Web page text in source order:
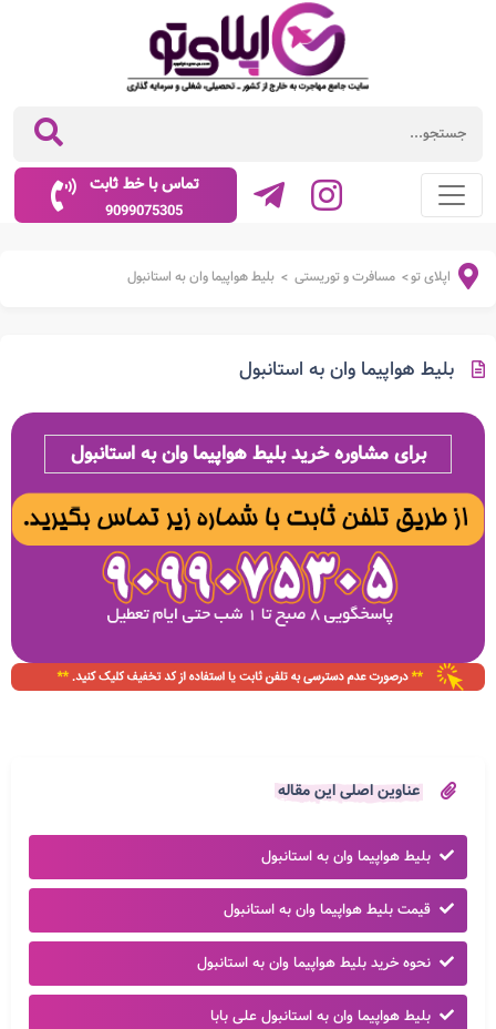
تماس با خط ثابت
9099075305
اپلای تو> مسافرت و توریستی > بلیط هواپیما وان به استانبول
بلیط هواپیما وان به استانبول
برای مشاوره خرید بلیط هواپیما وان به استانبول
عناوین اصلی این مقاله
بلیط هواپیما وان به استانبول
قیمت بلیط هواپیما وان به استانبول
نحوه خرید بلیط هواپیما وان به استانبول
بلیط هواپیما وان به استانبول علی بابا